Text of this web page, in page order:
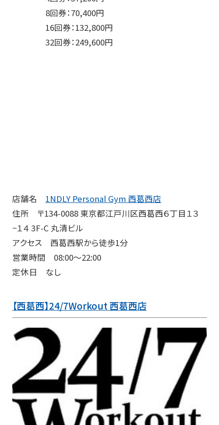
8回券：70,400円
16回券：132,800円
32回券：249,600円
店舗名 1NDLY Personal Gym 西葛西店
住所 〒134-0088 東京都江戸川区西葛西６丁目１３
−１４ 3F-C 丸清ビル
アクセス 西葛西駅から徒歩1分
営業時間 08:00～22:00
定休日 なし
【西葛西】24/7Workout 西葛西店